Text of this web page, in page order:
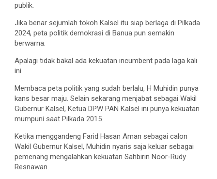
publik.
Jika benar sejumlah tokoh Kalsel itu siap berlaga di Pilkada
2024, peta politik demokrasi di Banua pun semakin
berwarna.
Apalagi tidak bakal ada kekuatan incumbent pada laga kali
ini.
Membaca peta politik yang sudah berlalu, H Muhidin punya
kans besar maju. Selain sekarang menjabat sebagai Wakil
Gubernur Kalsel, Ketua DPW PAN Kalsel ini punya kekuatan
mumpuni saat Pilkada 2015.
Ketika menggandeng Farid Hasan Aman sebagai calon
Wakil Gubernur Kalsel, Muhidin nyaris saja keluar sebagai
pemenang mengalahkan kekuatan Sahbirin Noor-Rudy
Resnawan.